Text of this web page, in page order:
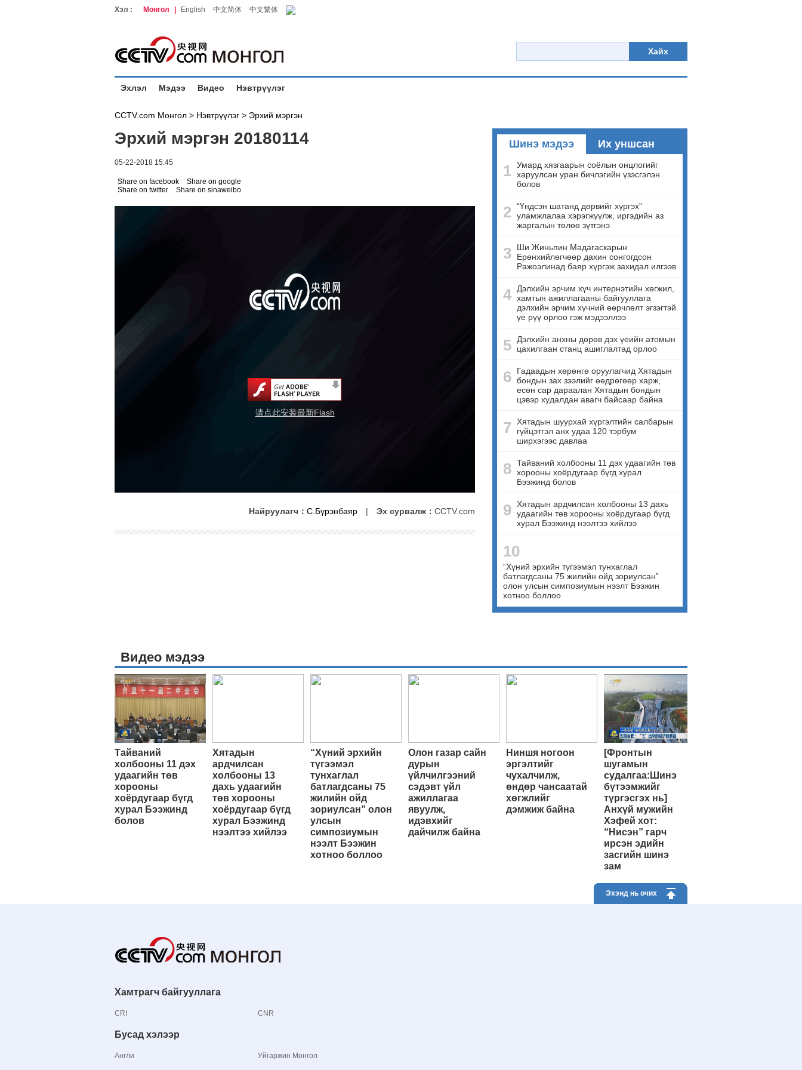
Хэл : Монгол English 中文简体 中文繁体
Хайх
Эхлэл Мэдээ Видео Нэвтрүүлэг
CCTV.com Монгол > Нэвтрүүлэг > Эрхий мэргэн
Эрхий мэргэн 20180114
05-22-2018 15:45
Share on facebook
Share on google
Share on twitter
Share on sinaweibo
请点此安装最新Flash
Найруулагч： С.Бүрэнбаяр | Эх сурвалж： CCTV.com
Шинэ мэдээ Их уншсан
1 Умард хязгаарын соёлын онцлогийг
харуулсан уран бичлэгийн үзэсгэлэн
болов
2 “Үндсэн шатанд дөрвийг хүргэх”
уламжлалаа хэрэгжүүлж, иргэдийн аз
жаргалын төлөө зүтгэнэ
3
Ши Жиньпин Мадагаскарын
Ерөнхийлөгчөөр дахин сонгогдсон
Ражоэлинад баяр хүргэж захидал илгээв
4
Дэлхийн эрчим хүч интернэтийн хөгжил,
хамтын ажиллагааны байгууллага
дэлхийн эрчим хүчний өөрчлөлт эгзэгтэй
үе рүү орлоо гэж мэдээллээ
5
Дэлхийн анхны дөрөв дэх үеийн атомын
цахилгаан станц ашиглалтад орлоо
6
Гадаадын хөрөнгө оруулагчид Хятадын
бондын зах зээлийг өөдрөгөөр харж,
есөн сар дараалан Хятадын бондын
цэвэр худалдан авагч байсаар байна
7
Хятадын шуурхай хүргэлтийн салбарын
гүйцэтгэл анх удаа 120 тэрбум
ширхэгээс давлаа
8 Тайваний холбооны 11 дэх удаагийн төв
хорооны хоёрдугаар бүгд хурал
Бээжинд болов
9 Хятадын ардчилсан холбооны 13 дахь
удаагийн төв хорооны хоёрдугаар бүгд
хурал Бээжинд нээлтээ хийлээ
10
“Хүний эрхийн түгээмэл тунхаглал
батлагдсаны 75 жилийн ойд зориулсан”
олон улсын симпозиумын нээлт Бээжин
хотноо боллоо
Видео мэдээ
Тайваний
холбооны 11 дэх
удаагийн төв
хорооны
хоёрдугаар бүгд
хурал Бээжинд
болов
Хятадын
ардчилсан
холбооны 13
дахь удаагийн
төв хорооны
хоёрдугаар бүгд
хурал Бээжинд
нээлтээ хийлээ
“Хүний эрхийн
түгээмэл
тунхаглал
батлагдсаны 75
жилийн ойд
зориулсан” олон
улсын
симпозиумын
нээлт Бээжин
хотноо боллоо
Олон газар сайн
дурын
үйлчилгээний
сэдэвт үйл
ажиллагаа
явуулж,
идэвхийг
дайчилж байна
Ниншя ногоон
эргэлтийг
чухалчилж,
өндөр чансаатай
хөгжлийг
дэмжиж байна
[Фронтын
шугамын
судалгаа:Шинэ
бүтээмжийг
түргэсгэх нь]
Анхүй мужийн
Хэфей хот:
“Нисэн” гарч
ирсэн эдийн
засгийн шинэ
зам
Эхэнд нь очих
Хамтрагч байгууллага
CRI CNR
Бусад хэлээр
Англи Уйгаржин Монгол